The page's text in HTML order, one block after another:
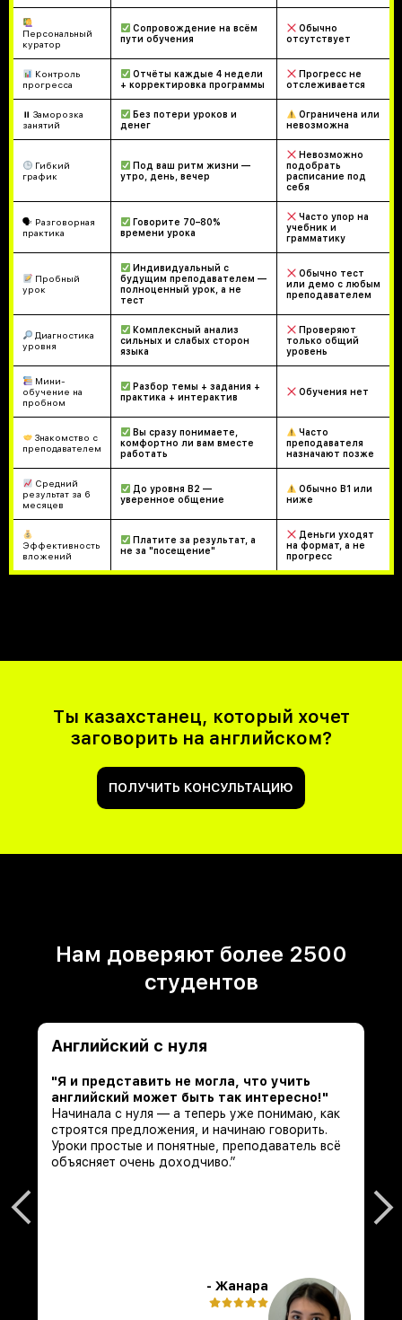
Персональный
куратор
Сопровождение на всём
пути обучения
Обычно
отсутствует
Контроль
прогресса
Отчёты каждые 4 недели
+ корректировка программы
Прогресс не
отслеживается
⏸ Заморозка
занятий
Без потери уроков и
денег
Ограничена или
невозможна
Гибкий
график
Под ваш ритм жизни —
утро, день, вечер
Невозможно
подобрать
расписание под
себя
🗣 Разговорная
практика
Говорите 70–80%
времени урока
Часто упор на
учебник и
грамматику
Пробный
урок
Индивидуальный с
будущим преподавателем —
полноценный урок, а не
тест
Обычно тест
или демо с любым
преподавателем
Диагностика
уровня
Комплексный анализ
сильных и слабых сторон
языка
Проверяют
только общий
уровень
Мини-
обучение на
пробном
Разбор темы + задания +
практика + интерактив
Обучения нет
Знакомство с
преподавателем
Вы сразу понимаете,
комфортно ли вам вместе
работать
Часто
преподавателя
назначают позже
Средний
результат за 6
месяцев
До уровня B2 —
уверенное общение
Обычно B1 или
ниже
Эффективность
вложений
Платите за результат, а
не за "посещение"
Деньги уходят
на формат, а не
прогресс
Ты казахстанец, который хочет
заговорить на английском?
ПОЛУЧИТЬ КОНСУЛЬТАЦИЮ
Нам доверяют более 2500
студентов
Английский с нуля
"Я и представить не могла, что учить
английский может быть так интересно!"
Начинала с нуля — а теперь уже понимаю, как
строятся предложения, и начинаю говорить.
Уроки простые и понятные, преподаватель всё
объясняет очень доходчиво.”
- Жанара